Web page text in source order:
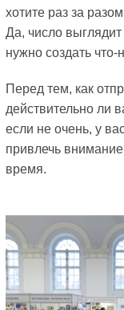
хотите раз за
Да, число
нужно создать что-
Перед тем, как
действительно ли
если не очень, у
привлечь
время.